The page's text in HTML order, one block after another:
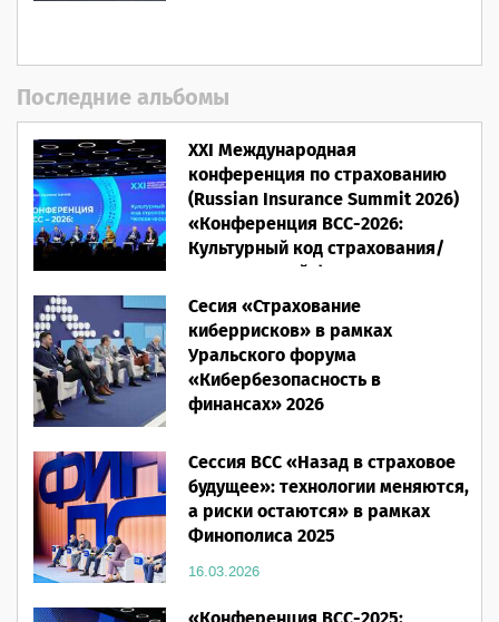
Последние альбомы
XXI Международная
конференция по страхованию
(Russian Insurance Summit 2026)
«Конференция ВСС-2026:
Культурный код страхования/
Человеческий фактор»
28.05.2026
Сесия «Страхование
киберрисков» в рамках
Уральского форума
«Кибербезопасность в
финансах» 2026
Сессия ВСС «Назад в страховое
будущее»: технологии меняются,
а риски остаются» в рамках
Финополиса 2025
16.03.2026